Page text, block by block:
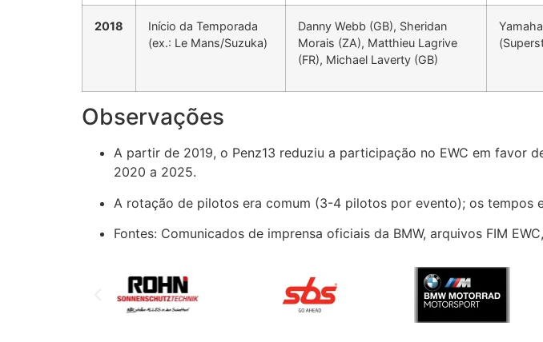
2018
Início da Temporada
(ex.: Le Mans/Suzuka)
Danny Webb (GB), Sheridan
Morais (ZA), Matthieu Lagrive
(FR), Michael Laverty (GB)
Observações
A partir de 2019, o Penz13 reduziu a participação no EWC em favor
2020 a 2025.
A rotação de pilotos era comum (3-4 pilotos por evento); os
Fontes: Comunicados de imprensa oficiais da BMW, arquivos FIM